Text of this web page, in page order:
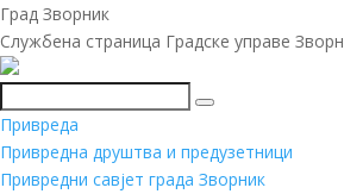
Град Зворник
Службена страница Градске управе
Претражи
Привреда
Привредна друштва и предузетници
Привредни савјет града Зворник